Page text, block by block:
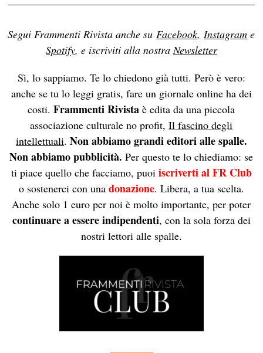
Segui Frammenti Rivista anche suFacebook, Instagram e
Spotify, e iscriviti alla nostraNewsletter
Sì, lo sappiamo. Te lo chiedono già tutti. Però è vero:
anche se tu lo leggi gratis, fare un giornale online ha dei
costi.Frammenti Rivistaè edita da una piccola
associazione culturale no profit,Il fascino degli
intellettuali. Non abbiamo grandi editori alle spalle.
Non abbiamo pubblicità. Per questo te lo chiediamo: se
ti piace quello che facciamo, puoi iscriverti al FR Club
o sostenerci con una donazione. Libera, a tua scelta.
Anche solo 1 euro per noi è molto importante, per poter
continuare a essere indipendenti, con la sola forza dei
nostri lettori alle spalle.